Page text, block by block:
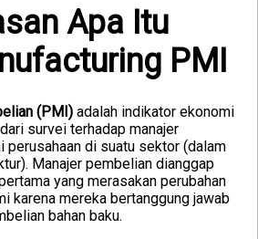
Apa Itu
PMI
(PMI) adalah indikator ekonomi
survei terhadap manajer
perusahaan di suatu sektor (dalam
Manajer pembelian dianggap
yang merasakan perubahan
karena mereka bertanggung jawab
bahan baku.